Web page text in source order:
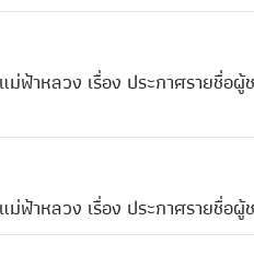
ฟ้าหลวง เรื่อง ประกาศรายชื่อ
ฟ้าหลวง เรื่อง ประกาศรายชื่อ